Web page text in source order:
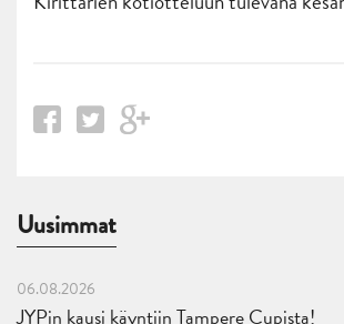
Uusimmat
06.08.2026
JYPin kausi käyntiin Tampere Cupista!